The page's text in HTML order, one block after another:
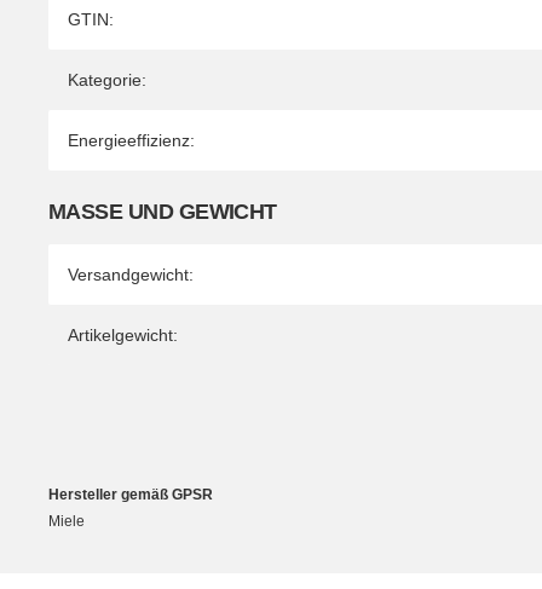
Produkteigenschaft
Wert
GTIN:
Kategorie:
Energieeffizienz:
MASSE UND GEWICHT
Versandgewicht:
Artikelgewicht:
Hersteller gemäß GPSR
Miele